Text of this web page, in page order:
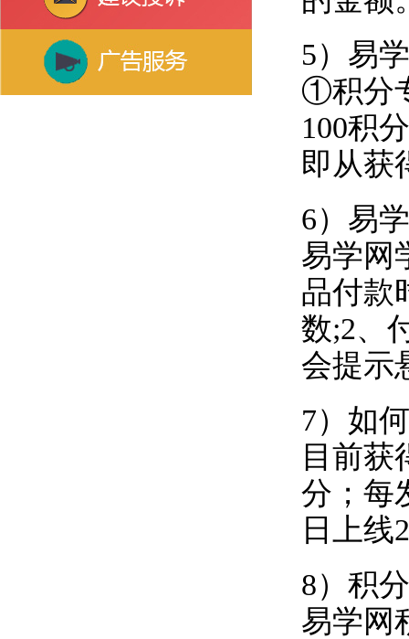
5）易
①积分
100积
即从获
6）易
易学网
品付款
数;2、
会提示
7）如
目前获
分；每
日上线
8）积
易学网